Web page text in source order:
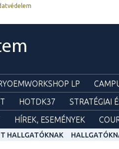
LP
HOTDK37 STRATÉGIAI
HÍREK, ESEMÉNYEK
HALLGATÓKNAK